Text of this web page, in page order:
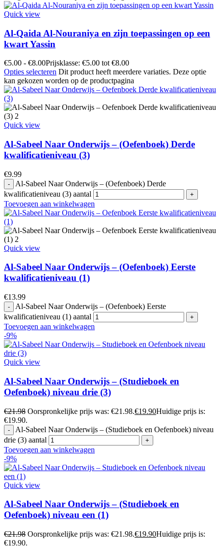
Quick view
Al-Qaida Al-Nouraniya en zijn toepassingen op een
kwart Yassin
€5.00 - €8.00Prijsklasse: €5.00 tot €8.00
Opties selecteren Dit product heeft meerdere variaties. Deze optie
kan gekozen worden op de productpagina
Quick view
Al-Sabeel Naar Onderwijs – (Oefenboek) Derde
kwalificatieniveau (3)
€9.99
Al-Sabeel Naar Onderwijs – (Oefenboek) Derde
kwalificatieniveau (3) aantal
Toevoegen aan winkelwagen
Quick view
Al-Sabeel Naar Onderwijs – (Oefenboek) Eerste
kwalificatieniveau (1)
€13.99
Al-Sabeel Naar Onderwijs – (Oefenboek) Eerste
kwalificatieniveau (1) aantal
Toevoegen aan winkelwagen
-9%
Quick view
Al-Sabeel Naar Onderwijs – (Studieboek en
Oefenboek) niveau drie (3)
€21.98 Oorspronkelijke prijs was: €21.98.€19.90Huidige prijs is:
€19.90.
Al-Sabeel Naar Onderwijs – (Studieboek en Oefenboek) niveau
drie (3) aantal
Toevoegen aan winkelwagen
-9%
Quick view
Al-Sabeel Naar Onderwijs – (Studieboek en
Oefenboek) niveau een (1)
€21.98 Oorspronkelijke prijs was: €21.98.€19.90Huidige prijs is:
€19.90.